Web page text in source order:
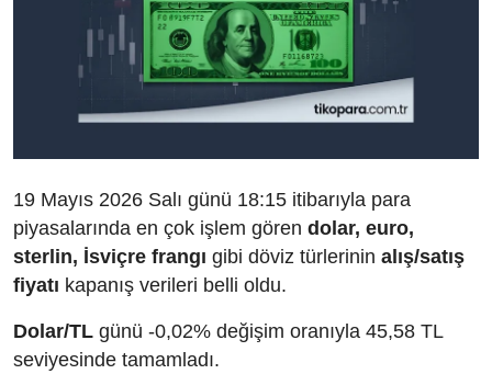
19 Mayıs 2026 Salı günü 18:15 itibarıyla para
piyasalarında en çok işlem gören dolar, euro,
sterlin, İsviçre frangı gibi döviz türlerinin alış/satış
fiyatı kapanış verileri belli oldu.
Dolar/TL günü -0,02% değişim oranıyla 45,58 TL
seviyesinde tamamladı.